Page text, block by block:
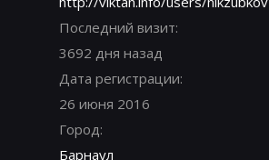
Последний визит:
3692 дня назад
Дата регистрации:
26 июня 2016
Город:
Барнаул